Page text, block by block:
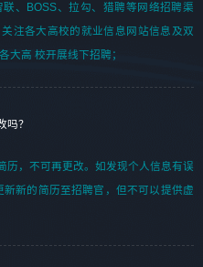
、BOSS、拉勾、猎聘等网络招聘渠
注各大高校的就业信息网站信息及双
大高 校开展线下招聘；
吗？
历，不可再更改。如发现个人信息有误
新的简历至招聘官，但不可以提供虚